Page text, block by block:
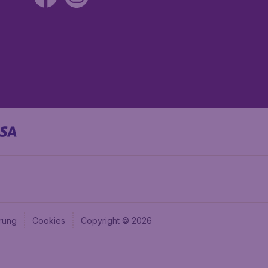
Cookies Copyright © 2026